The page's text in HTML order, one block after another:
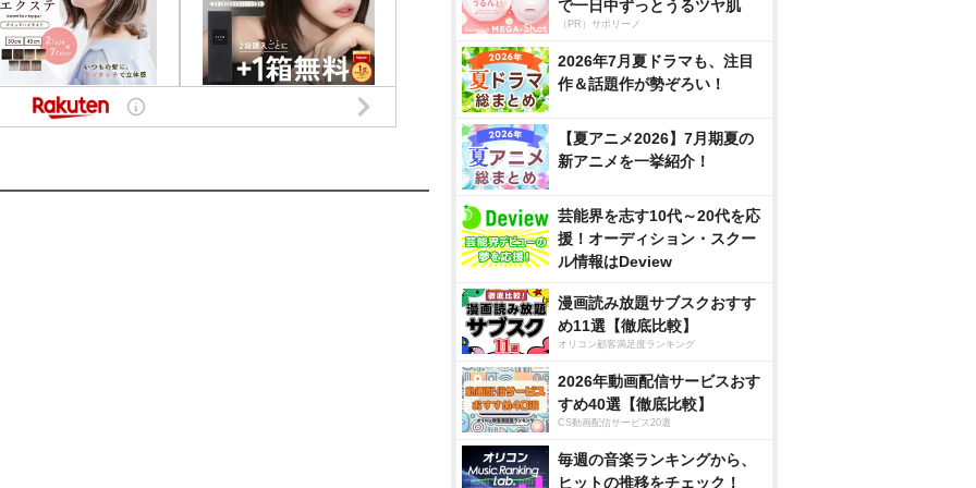
で一日中ずっとうるツヤ肌
（PR）サボリーノ
2026年7月夏ドラマも、注目
作＆話題作が勢ぞろい！
【夏アニメ2026】7月期夏の
新アニメを一挙紹介！
芸能界を志す10代～20代を応
援！オーディション・スクー
ル情報はDeview
漫画読み放題サブスクおすす
め11選【徹底比較】
オリコン顧客満足度ランキング
2026年動画配信サービスおす
すめ40選【徹底比較】
CS動画配信サービス20選
毎週の音楽ランキングから、
ヒットの推移をチェック！